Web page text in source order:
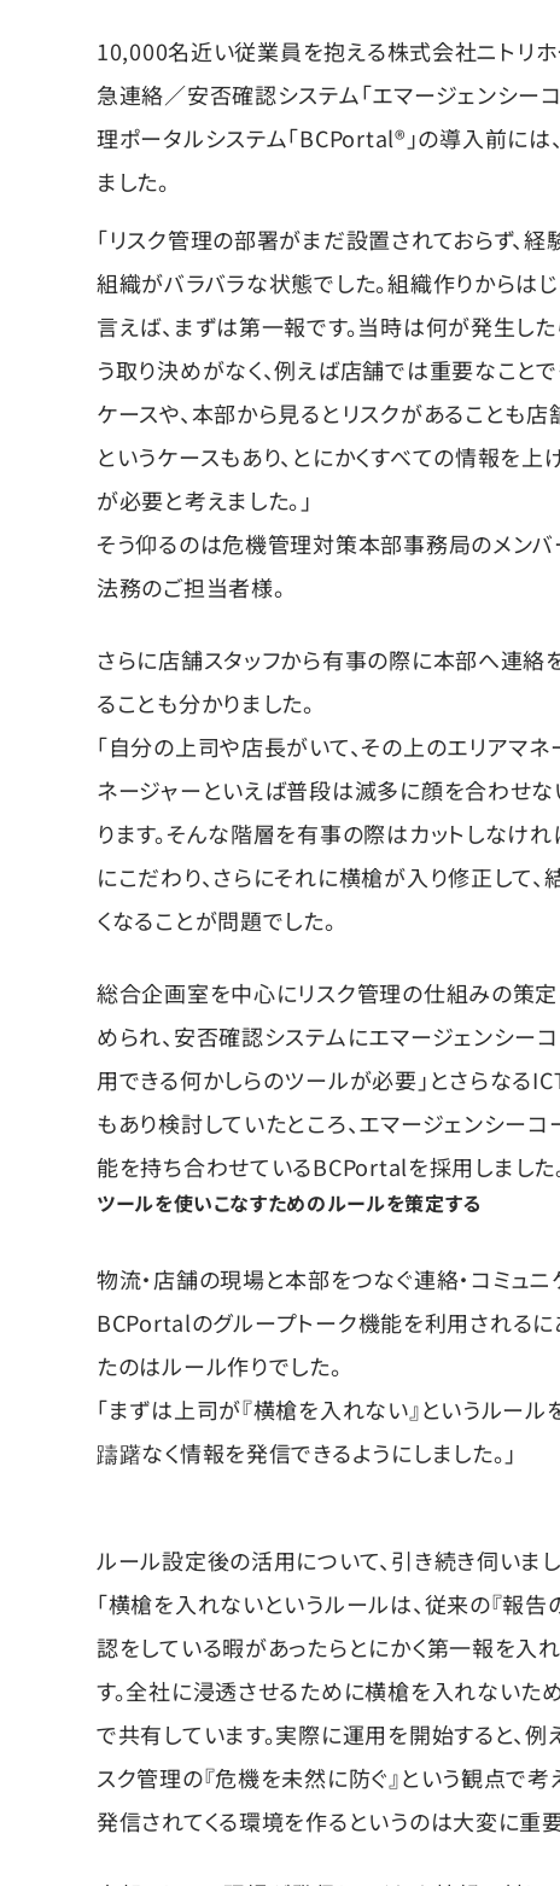
10,000名近い従業員を抱える株式会社ニトリ
急連絡／安否確認システム「エマージェンシー
理ポータルシステム「BCPortal®」の導入前には
ました。
「リスク管理の部署がまだ設置されておらず、
組織がバラバラな状態でした。組織作りからは
言えば、まずは第一報です。当時は何が発生し
う取り決めがなく、例えば店舗では重要なこと
ケースや、本部から見るとリスクがあることも
というケースもあり、とにかくすべての情報を上
が必要と考えました。」
そう仰るのは危機管理対策本部事務局のメン
法務のご担当者様。
さらに店舗スタッフから有事の際に本部へ連
ることも分かりました。
「自分の上司や店長がいて、その上のエリアマ
ネージャーといえば普段は滅多に顔を合わせな
ります。そんな階層を有事の際はカットしなけ
にこだわり、さらにそれに横槍が入り修正して
くなることが問題でした。
総合企画室を中心にリスク管理の仕組みの策
められ、安否確認システムにエマージェンシー
用できる何かしらのツールが必要」とさらなる
もあり検討していたところ、エマージェンシー
能を持ち合わせているBCPortalを採用しました
ツールを使いこなすためのルールを策定する
物流・店舗の現場と本部をつなぐ連絡・コミュニ
BCPortalのグループトーク機能を利用されるに
たのはルール作りでした。
「まずは上司が『横槍を入れない』というルール
躊躇なく情報を発信できるようにしました。」
ルール設定後の活用について、引き続き伺いまし
「横槍を入れないというルールは、従来の『報
認をしている暇があったらとにかく第一報を入
す。全社に浸透させるために横槍を入れないた
で共有しています。実際に運用を開始すると、
スク管理の『危機を未然に防ぐ』という観点で
発信されてくる環境を作るというのは大変に重要